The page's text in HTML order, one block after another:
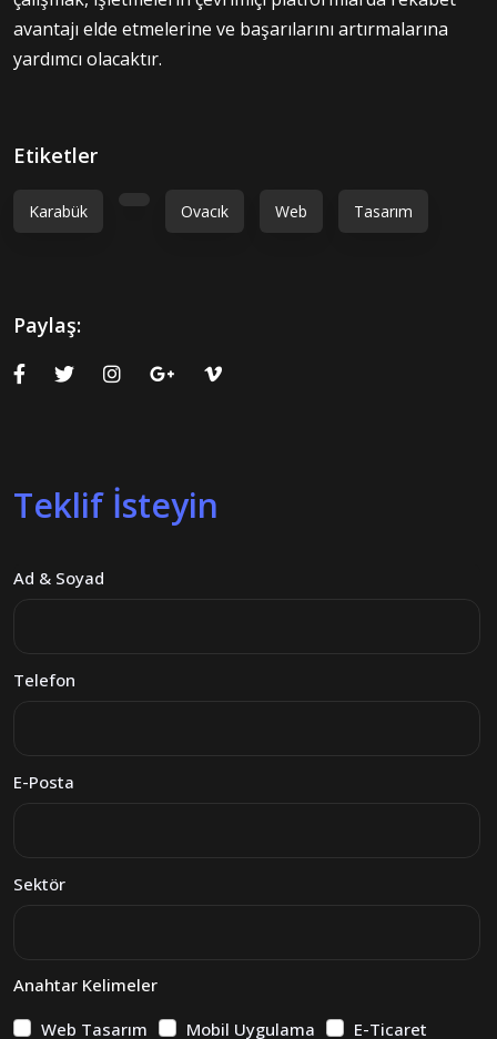
avantajı elde etmelerine ve başarılarını artırmalarına
yardımcı olacaktır.
Etiketler
Karabük Ovacık Web Tasarım
Paylaş:
Teklif İsteyin
Ad & Soyad
Telefon
E-Posta
Sektör
Anahtar Kelimeler
Web Tasarım
Mobil Uygulama
E-Ticaret